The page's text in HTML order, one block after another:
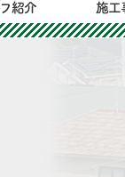
紹介 施工